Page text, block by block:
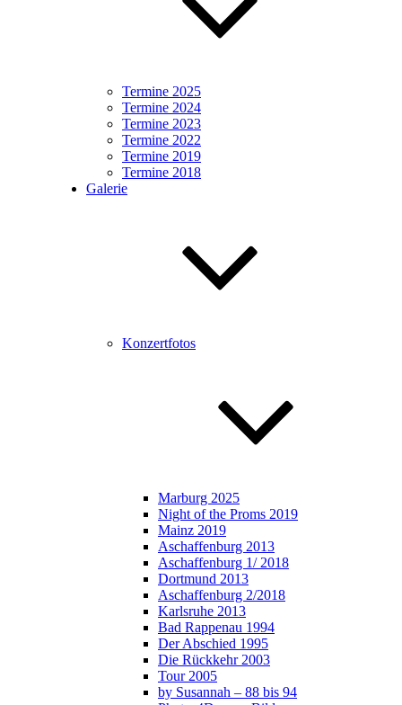
Termine 2025
Termine 2024
Termine 2023
Termine 2022
Termine 2019
Termine 2018
Galerie
Konzertfotos
Marburg 2025
Night of the Proms 2019
Mainz 2019
Aschaffenburg 2013
Aschaffenburg 1/ 2018
Dortmund 2013
Aschaffenburg 2/2018
Karlsruhe 2013
Bad Rappenau 1994
Der Abschied 1995
Die Rückkehr 2003
Tour 2005
by Susannah – 88 bis 94